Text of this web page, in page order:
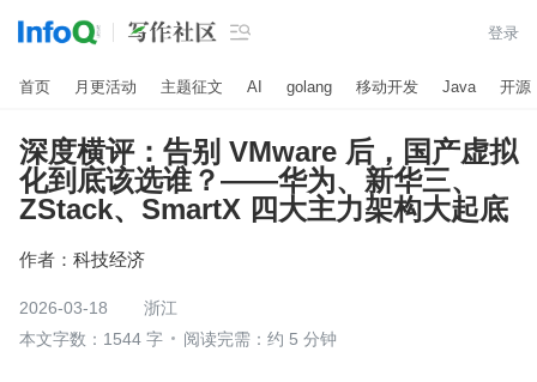
 登录
首页 月更活动 主题征文 AI golang 移动开发 Java 开源
深度横评：告别 VMware 后，国产虚拟
化到底该选谁？——华为、新华三、
ZStack、SmartX 四大主力架构大起底
作者： 科技经济
2026-03-18
浙江
本文字数：1544 字
阅读完需：约 5 分钟